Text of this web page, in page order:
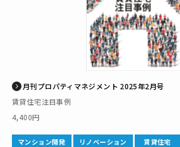
月刊プロパティマネジメント 2025年2月号
賃貸住宅注目事例
4,400円
マンション開発 リノベーション 賃貸住宅